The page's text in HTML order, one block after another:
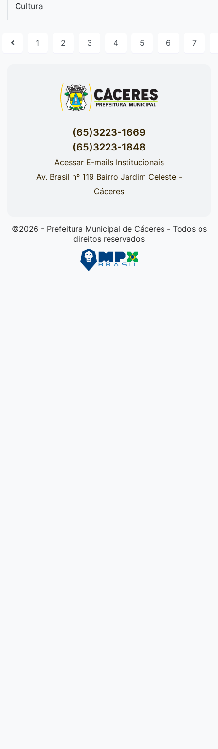
Cultura
1 2 3 4 5 6 7
(65)3223-1669
(65)3223-1848
Acessar E-mails Institucionais
Av. Brasil nº 119 Bairro Jardim Celeste -
Cáceres
©2026 - Prefeitura Municipal de Cáceres - Todos os
direitos reservados